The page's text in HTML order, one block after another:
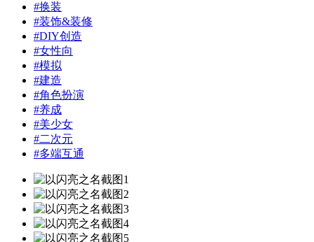
#换装
#装饰&装修
#DIY创造
#女性向
#模拟
#建造
#角色扮演
#养成
#美少女
#二次元
#多端互通